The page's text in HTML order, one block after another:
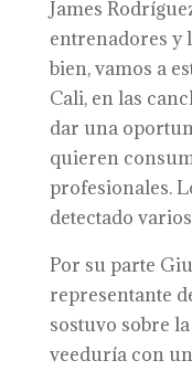
James
entrenadores y
bien, vamos a
Cali, en las
dar una
quieren
profesionales.
detectado
Por su parte
representante
sostuvo sobre
veeduría con